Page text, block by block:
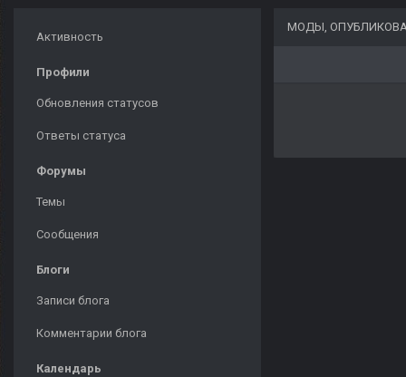
Активность
Профили
Обновления статусов
Ответы статуса
Форумы
Темы
Сообщения
Блоги
Записи блога
Комментарии блога
Календарь
МОДЫ,